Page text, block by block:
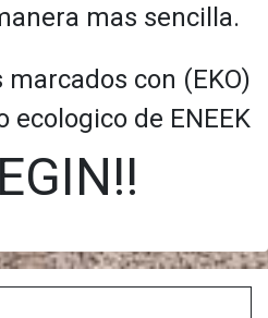
mas sencilla.
con (EKO)
ecologico de ENEEK